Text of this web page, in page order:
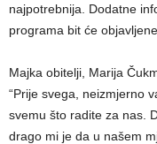
najpotrebnija. Dodatne
programa bit će
Majka obitelji, Marija
“Prije svega, neizmjerno
svemu što radite za nas.
drago mi je da u našem